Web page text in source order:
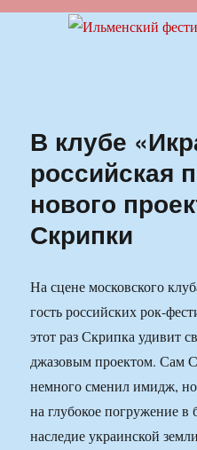
Ильменский
В клубе
российская
нового
Скрипки
На сцене московского
гость российских рок-
этот раз Скрипка удивит
джазовым проектом. Сам
немного сменил имидж,
на глубокое погружение в
наследие украинской